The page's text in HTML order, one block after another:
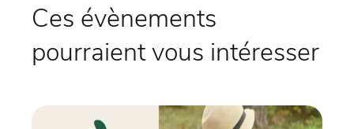
Ces évènements
pourraient vous intéresser